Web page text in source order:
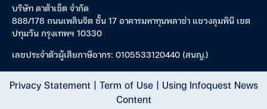
บริษัท ดาต้าเซ็ต จำกัด
888/178 ถนนเพลินจิต ชั้น 17 อาคารมหาทุนพลาซ่า แขวงลุมพินี เขต
ปทุมวัน กรุงเทพฯ 10330
เลขประจำตัวผู้เสียภาษีอากร: 0105533120440 (สนญ.)
Privacy Statement| Term of Use| Using Infoquest News
Content